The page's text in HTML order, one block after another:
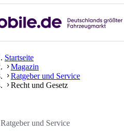
Startseite
Magazin
Ratgeber und Service
Recht und Gesetz
Ratgeber und Service